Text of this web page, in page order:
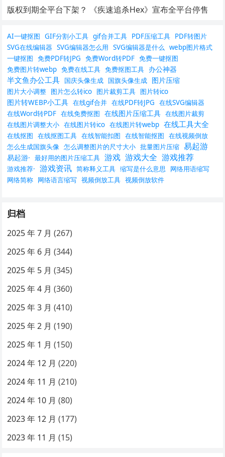
版权到期全平台下架？ 《疾速追杀Hex》宣布全平台停售
AI一键抠图 GIF分割小工具 gif合并工具 PDF压缩工具 PDF转图片
SVG在线编辑器 SVG编辑器怎么用 SVG编辑器是什么 webp图片格式
一键抠图 免费PDF转JPG 免费Word转PDF 免费一键抠图
免费图片转webp 免费在线工具 免费抠图工具 办公神器
半文鱼办公工具 国庆头像生成 国旗头像生成 图片压缩
图片大小调整 图片怎么转ico 图片裁剪工具 图片转ico
图片转WEBP小工具 在线gif合并 在线PDF转JPG 在线SVG编辑器
在线Word转PDF 在线免费抠图 在线图片压缩工具 在线图片裁剪
在线图片调整大小 在线图片转ico 在线图片转webp 在线工具大全
在线抠图 在线抠图工具 在线智能扣图 在线智能抠图 在线视频倒放
怎么生成国旗头像 怎么调整图片的尺寸大小 批量图片压缩 易起游
易起游· 最好用的图片压缩工具 游戏 游戏大全 游戏推荐
游戏推荐· 游戏资讯 简称释义工具 缩写是什么意思
网络用语缩写
网络简称 网络语言缩写 视频倒放工具 视频倒放软件
归档
2025 年 7 月 (267)
2025 年 6 月 (344)
2025 年 5 月 (345)
2025 年 4 月 (360)
2025 年 3 月 (410)
2025 年 2 月 (190)
2025 年 1 月 (150)
2024 年 12 月 (220)
2024 年 11 月 (210)
2024 年 10 月 (80)
2023 年 12 月 (177)
2023 年 11 月 (15)